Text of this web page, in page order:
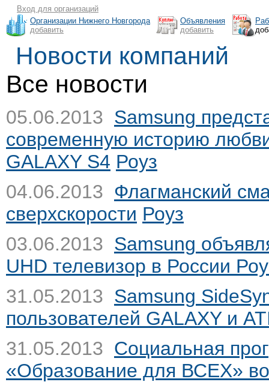
Вход для организаций
Организации Нижнего Новгорода
добавить
Объявления
добавить
Новости компаний
Все новости
05.06.2013 Samsung
современную историю
GALAXY S4 Роуз
04.06.2013 Флагманский
сверхскорости Роуз
03.06.2013 Samsung
UHD телевизор в России
31.05.2013 Samsung
пользователей GALAXY и
31.05.2013 Социальная
«Образование для ВСЕХ»